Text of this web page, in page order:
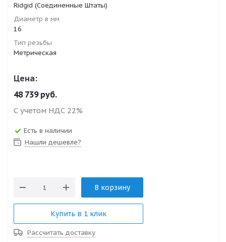
Ridgid (Соединенные Штаты)
Диаметр в мм
16
Тип резьбы
Метрическая
Цена:
48 739руб.
С учетом НДС 22%
Есть в наличии
Нашли дешевле?
В корзину
Купить в 1 клик
Рассчитать доставку